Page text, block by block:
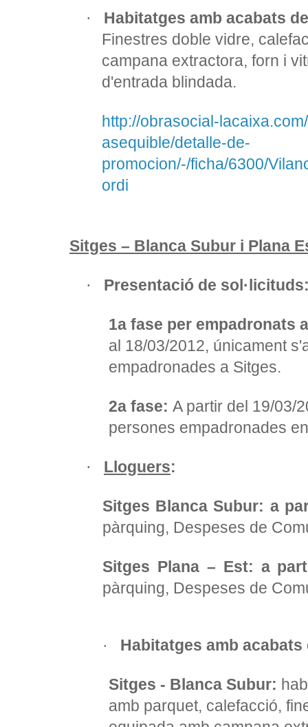
·
Habitatges amb acabats
Finestres doble vidre,
campana extractora, forn i
d'entrada blindada.
http://obrasocial-
asequible/detalle-de-
promocion/-/ficha/6300/
ordi
Sitges – Blanca Subur i Plana
· Presentació de
1a fase per empadronats
al 18/03/2012, únicament
empadronades a Sitges.
2a fase: A partir del 19/03/
persones empadronades
· Lloguers:
Sitges Blanca Subur: a
pàrquing, Despeses de
Sitges Plana – Est: a
pàrquing, Despeses de
· Habitatges amb
Sitges - Blanca Subur:
amb parquet, calefacció,